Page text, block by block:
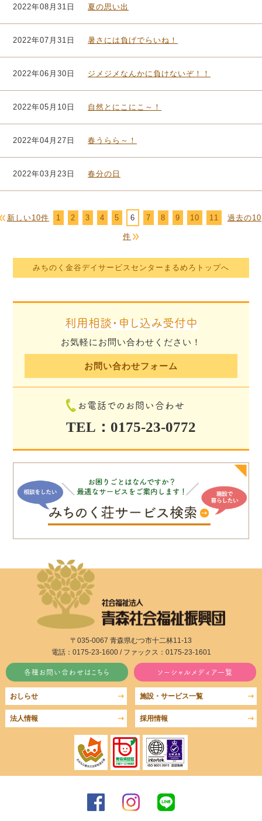
2022年08月31日 夏の思い出
2022年07月31日 暑さには負げでらいね！
2022年06月30日 ジメジメなんかに負けないぞ！！
2022年05月10日 自然とにこにこ～！
2022年04月27日 春うらら～！
2022年03月23日 春分の日
新しい10件 1 2 3 4 5 6 7 8 9 10 11 過去の10
件
みちのく金谷デイサービスセンターまるめろトップへ
利用相談・申し込み受付中
お気軽にお問い合わせください！
お問い合わせフォーム
お電話でのお問い合わせ
TEL：0175-23-0772
〒035-0067 青森県むつ市十二林11-13
電話：0175-23-1600 / ファックス：0175-23-1601
各種お問い合わせはこちら ソーシャルメディア一覧
施設・サービス一覧
おしらせ
法人情報 採用情報